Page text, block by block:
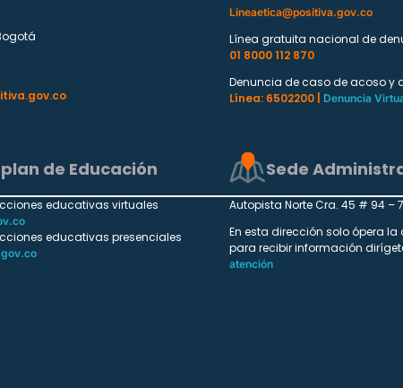
Lineaetica@positiva.gov.co
Línea gratuita nacional de
01 8000 112 870
Denuncia de caso de acoso y
Línea: 6502200 |
Denuncia
de Educación
educativas virtuales
educativas presenciales
Sede
Autopista Norte Cra. 45 # 94 –
En esta dirección solo ópera
para recibir información
atención